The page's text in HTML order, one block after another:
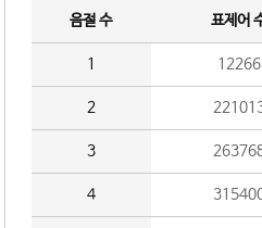
음절 수 표제어
1 12266
2
3
4